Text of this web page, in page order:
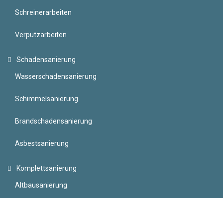
Schreinerarbeiten
Verputzarbeiten
Schadensanierung
Wasserschadensanierung
Schimmelsanierung
Brandschadensanierung
Asbestsanierung
Komplettsanierung
Altbausanierung